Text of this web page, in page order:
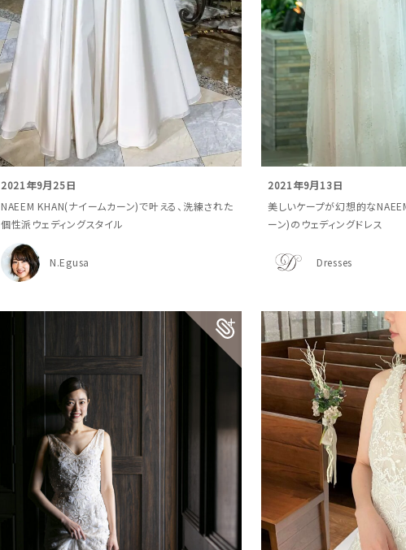
2021年9月25日
NAEEM KHAN(ナイームカーン)で叶える、洗練された
個性派ウェディングスタイル
N.Egusa
2021年9月13日
美しいケープが幻想的な
ーン)のウェディングドレス
Dresses